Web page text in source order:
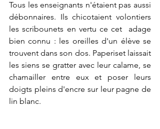
Tous les enseignants n'étaient pas aussi
débonnaires. Ils chicotaient volontiers
les scribounets en vertu ce cet  adage
bien connu : les oreilles d'un élève se
trouvent dans son dos. Paperiset laissait
les siens se gratter avec leur calame, se
chamailler entre eux et poser leurs
doigts pleins d'encre sur leur pagne de
lin blanc.